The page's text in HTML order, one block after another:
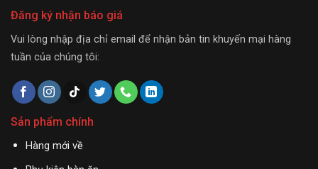
Đăng ký nhận báo giá
Vui lòng nhập địa chỉ email để nhận bản tin khuyến mại hàng
tuần của chúng tôi:
Sản phẩm chính
Hàng mới về